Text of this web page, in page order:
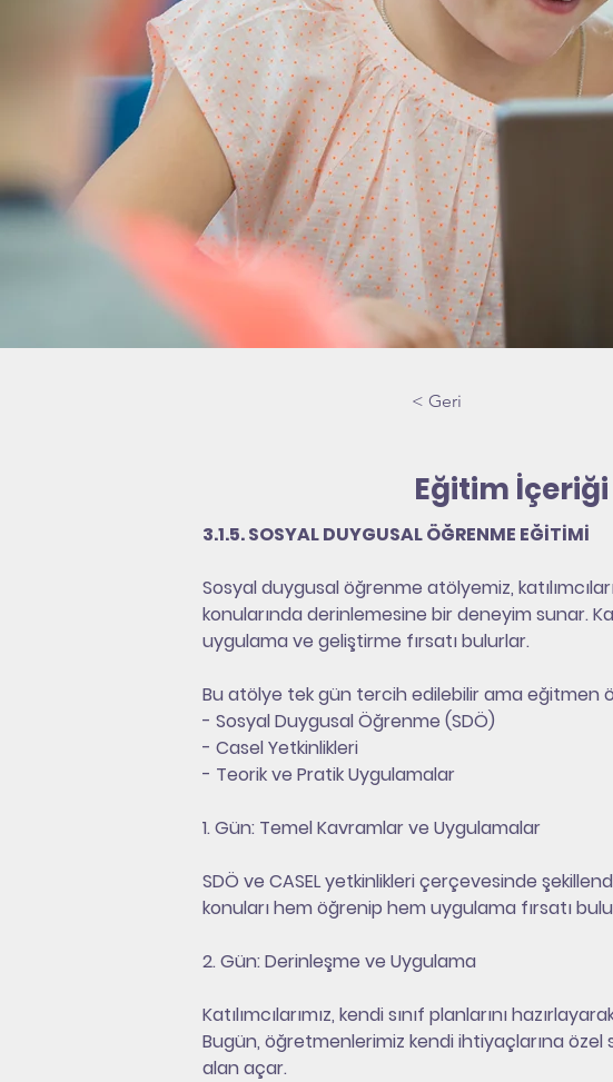
< Geri
Eğitim İçeriği
3.1.5. SOSYAL DUYGUSAL ÖĞRENME EĞİTİMİ
Sosyal duygusal öğrenme atölyemiz,
konularında derinlemesine bir deneyim sunar.
uygulama ve geliştirme fırsatı bulurlar.
Bu atölye tek gün tercih edilebilir ama eğitmen
- Sosyal Duygusal Öğrenme (SDÖ)
- Casel Yetkinlikleri
- Teorik ve Pratik Uygulamalar
1. Gün: Temel Kavramlar ve Uygulamalar
SDÖ ve CASEL yetkinlikleri çerçevesinde
konuları hem öğrenip hem uygulama fırsatı
2. Gün: Derinleşme ve Uygulama
Katılımcılarımız, kendi sınıf planlarını
Bugün, öğretmenlerimiz kendi ihtiyaçlarına
alan açar.